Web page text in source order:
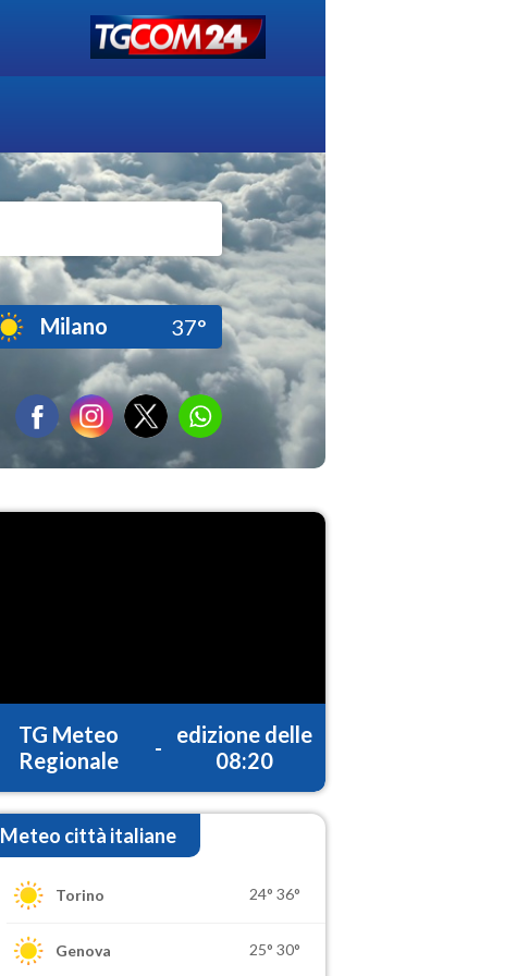
Milano 37°
TG Meteo
Regionale
-
edizione delle
08:20
Meteo città italiane
Torino 24° 36°
Genova 25° 30°